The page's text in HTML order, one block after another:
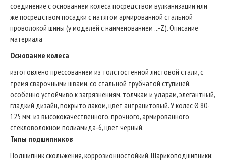
соединение с основанием колеса посредством вулканизации или
же посредством посадки с натягом армированной стальной
проволокой шины (у моделей с наименованием ...-Z). Описание
материала
Основание колеса
изготовлено прессованием из толстостенной листовой стали, с
тремя сварочными швами, со стальной трубчатой ступицей,
особенно устойчиво к загрязнениям, толчкам и ударам, элегантный,
гладкий дизайн, покрыто лаком, цвет антрацитовый. У колёс Ø 80-
125 мм: из высококачественного, прочного, армированного
стекловолокном полиамида-6, цвет чёрный.
Типы подшипников
Подшипник скольжения, коррозионностойкий. Шарикоподшипники: